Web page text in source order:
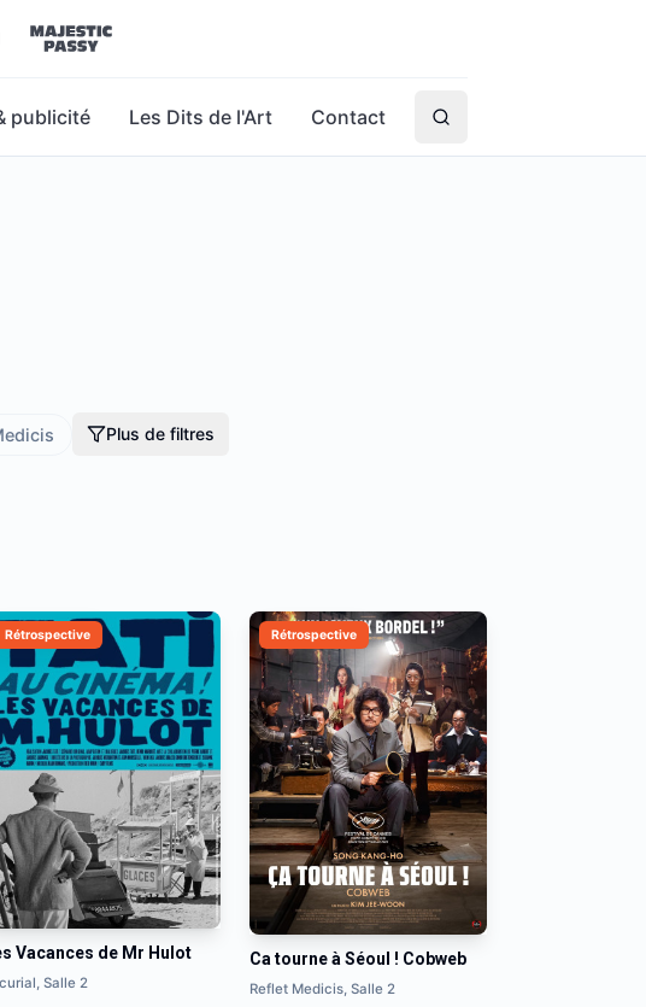
publicité Les Dits de l'Art Contact
Plus de filtres
Rétrospective
Vacances de Mr Hulot
Salle 2
Rétrospective
Ca tourne à Séoul ! Cobweb
Reflet Medicis, Salle 2